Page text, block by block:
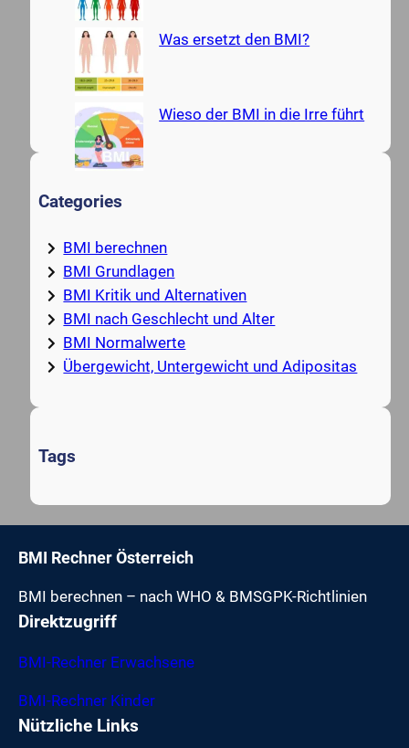
Was ersetzt den BMI?
Wieso der BMI in die Irre führt
Categories
BMI berechnen
BMI Grundlagen
BMI Kritik und Alternativen
BMI nach Geschlecht und Alter
BMI Normalwerte
Übergewicht, Untergewicht und Adipositas
Tags
BMI Rechner Österreich
BMI berechnen – nach WHO & BMSGPK-Richtlinien
Direktzugriff
BMI-Rechner Erwachsene
BMI-Rechner Kinder
Nützliche Links